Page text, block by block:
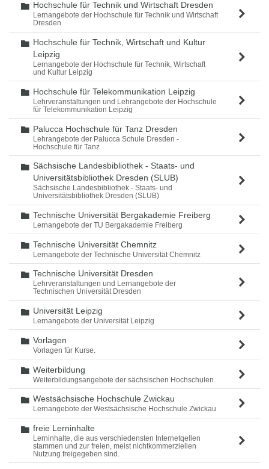
Ordner
Hochschule für Technik und Wirtschaft Dresden
Lernangebote der Hochschule für Technik und Wirtschaft
Dresden
Ordner
Hochschule für Technik, Wirtschaft und Kultur
Leipzig
Lernangebote der Hochschule für Technik, Wirtschaft
und Kultur Leipzig
Ordner
Hochschule für Telekommunikation Leipzig
Lehrveranstaltungen und Lehrangebote der Hochschule
für Telekommunikation Leipzig
Ordner
Palucca Hochschule für Tanz Dresden
Lehrangebote der Palucca Schule Dresden -
Hochschule für Tanz
Ordner
Sächsische Landesbibliothek - Staats- und
Universitätsbibliothek Dresden (SLUB)
Sächsische Landesbibliothek - Staats- und
Universitätsbibliothek Dresden (SLUB)
Ordner
Technische Universität Bergakademie Freiberg
Lernangebote der TU Bergakademie Freiberg
Ordner
Technische Universität Chemnitz
Lernangebote der Technische Universität Chemnitz
Ordner
Technische Universität Dresden
Lehrveranstaltungen und Lernangebote der
Technischen Universität Dresden
Ordner
Universität Leipzig
Lernangebote der Universität Leipzig
Ordner
Vorlagen
Vorlagen für Kurse.
Ordner
Weiterbildung
Weiterbildungsangebote der sächsischen Hochschulen
Ordner
Westsächsische Hochschule Zwickau
Lernangebote der Westsächsische Hochschule Zwickau
Ordner
freie Lerninhalte
Lerninhalte, die aus verschiedensten Internetqellen
stammen und zur freien, meist nichtkommerziellen
Nutzung freigegeben sind.